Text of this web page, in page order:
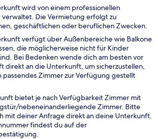
wird von einem professionellen
Die Vermietung erfolgt zu
geschäftlichen oder beruflichen Zwecken.
verfügt über Außenbereiche wie Balkone
die möglicherweise nicht für Kinder
Bei Bedenken wende dich am besten vor
direkt an die Unterkunft, um sicherzustellen,
passendes Zimmer zur Verfügung gestellt
bietet je nach Verfügbarkeit Zimmer mit
nebeneinanderliegende Zimmer. Bitte
mit deiner Anfrage direkt an deine Unterkunft.
findest du auf der